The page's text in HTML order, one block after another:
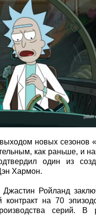
новых сезонов
как раньше, и
один из
Хармон.
Ройланд
контракт на 70
серий. В